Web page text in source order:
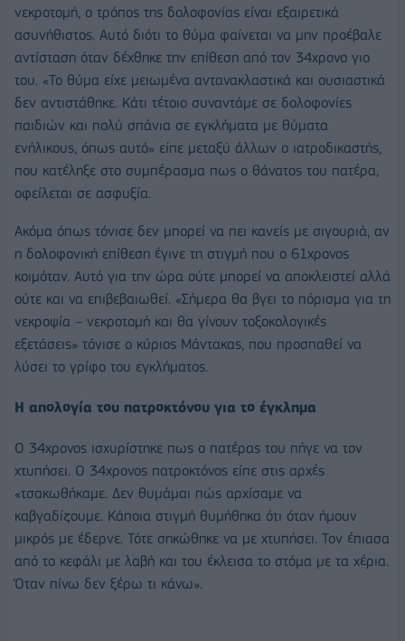
νεκροτομή, ο τρόπος της δολοφονίας είναι εξαιρετικά
ασυνήθιστος. Αυτό διότι το θύμα φαίνεται να μην προέβαλε
αντίσταση όταν δέχθηκε την επίθεση από τον 34χρονο γιο
του. «Το θύμα είχε μειωμένα αντανακλαστικά και ουσιαστικά
δεν αντιστάθηκε. Κάτι τέτοιο συναντάμε σε δολοφονίες
παιδιών και πολύ σπάνια σε εγκλήματα με θύματα
ενήλικους, όπως αυτό» είπε μεταξύ άλλων ο ιατροδικαστής,
που κατέληξε στο συμπέρασμα πως ο θάνατος του πατέρα,
οφείλεται σε ασφυξία.
Ακόμα όπως τόνισε δεν μπορεί να πει κανείς με σιγουριά, αν
η δολοφονική επίθεση έγινε τη στιγμή που ο 61χρονος
κοιμόταν. Αυτό για την ώρα ούτε μπορεί να αποκλειστεί αλλά
ούτε και να επιβεβαιωθεί. «Σήμερα θα βγει το πόρισμα για τη
νεκροψία – νεκροτομή και θα γίνουν τοξοκολογικές
εξετάσεις» τόνισε ο κύριος Μάντακας, που προσπαθεί να
λύσει το γρίφο του εγκλήματος.
Η απολογία του πατροκτόνου για το έγκλημα
Ο 34χρονος ισχυρίστηκε πως ο πατέρας του πήγε να τον
χτυπήσει. Ο 34χρονος πατροκτόνος είπε στις αρχές
«τσακωθήκαμε. Δεν θυμάμαι πώς αρχίσαμε να
καβγαδίζουμε. Κάποια στιγμή θυμήθηκα ότι όταν ήμουν
μικρός με έδερνε. Τότε σηκώθηκε να με χτυπήσει. Τον έπιασα
από το κεφάλι με λαβή και του έκλεισα το στόμα με τα χέρια.
Όταν πίνω δεν ξέρω τι κάνω».